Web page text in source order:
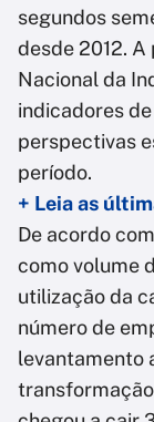
segundos
desde 2012.
Nacional da
indicadores
perspectivas
período.
+ Leia as
De acordo
como volume
utilização da
número de
levantamento